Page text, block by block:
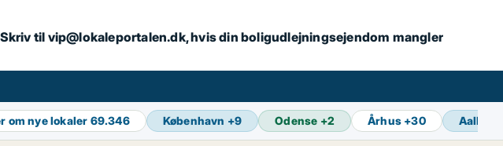
til vip@lokaleportalen.dk, hvis din boligudlejningsejendom mangler
om nye lokaler 69.346 København +9 Odense +2 Århus +30 Aalborg